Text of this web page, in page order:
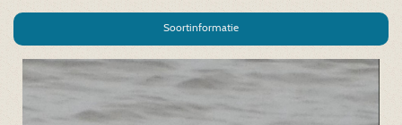
Soortinformatie